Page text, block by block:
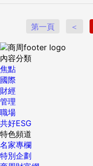
第一頁 ＜
內容分類
焦點
國際
財經
管理
職場
共好ESG
特色頻道
名家專欄
特別企劃